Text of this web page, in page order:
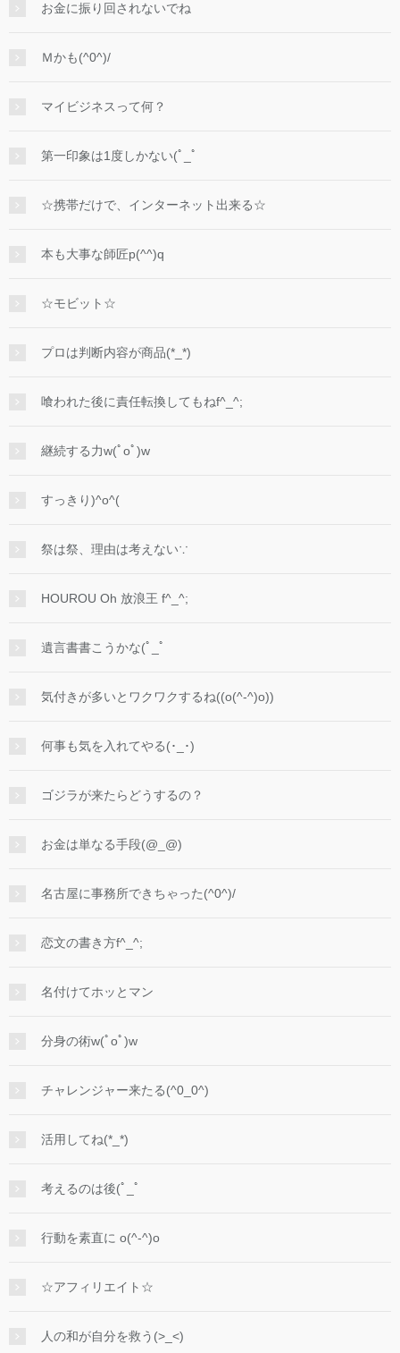
お金に振り回されないでね
Ｍかも(^0^)/
マイビジネスって何？
第一印象は1度しかない(ﾟ_ﾟ
☆携帯だけで、インターネット出来る☆
本も大事な師匠p(^^)q
☆モビット☆
プロは判断内容が商品(*_*)
喰われた後に責任転換してもねf^_^;
継続する力w(ﾟoﾟ)w
すっきり)^o^(
祭は祭、理由は考えない∵
HOUROU Oh 放浪王 f^_^;
遺言書書こうかな(ﾟ_ﾟ
気付きが多いとワクワクするね((o(^-^)o))
何事も気を入れてやる(･_･)
ゴジラが来たらどうするの？
お金は単なる手段(@_@)
名古屋に事務所できちゃった(^0^)/
恋文の書き方f^_^;
名付けてホッとマン
分身の術w(ﾟoﾟ)w
チャレンジャー来たる(^0_0^)
活用してね(*_*)
考えるのは後(ﾟ_ﾟ
行動を素直に o(^-^)o
☆アフィリエイト☆
人の和が自分を救う(>_<)